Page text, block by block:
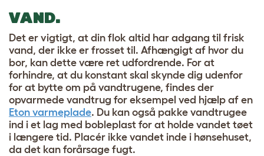
VAND.
Det er vigtigt, at din flok altid har adgang til frisk
vand, der ikke er frosset til. Afhængigt af hvor du
bor, kan dette være ret udfordrende. For at
forhindre, at du konstant skal skynde dig udenfor
for at bytte om på vandtrugene, findes der
opvarmede vandtrug for eksempel ved hjælp af en
Eton varmeplade. Du kan også pakke vandtrugee
ind i et lag med bobleplast for at holde vandet tøet
i længere tid. Placér ikke vandet inde i hønsehuset,
da det kan forårsage fugt.